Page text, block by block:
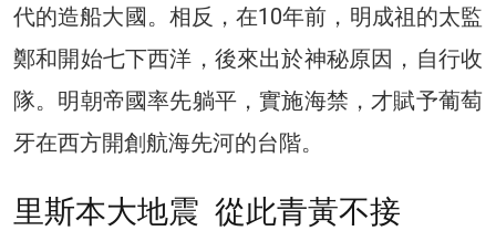
代的造船大國。相反，在10年前，明成祖的太監
鄭和開始七下西洋，後來出於神秘原因，自行收
隊。明朝帝國率先躺平，實施海禁，才賦予葡萄
牙在西方開創航海先河的台階。
里斯本大地震 從此青黃不接